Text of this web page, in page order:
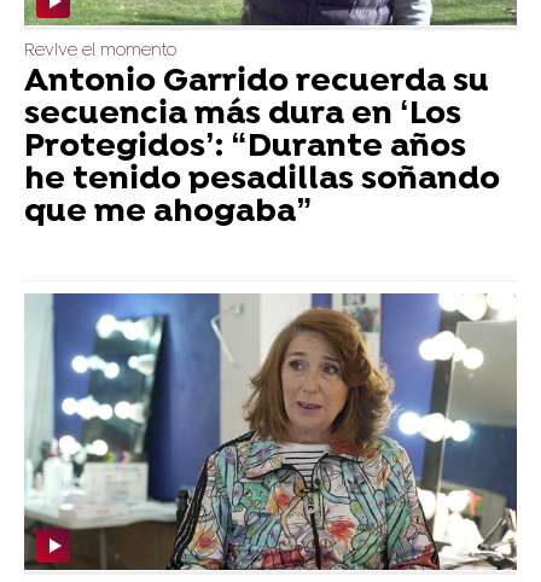
Revive el momento
Antonio Garrido recuerda su
secuencia más dura en ‘Los
Protegidos’: “Durante años
he tenido pesadillas soñando
que me ahogaba”